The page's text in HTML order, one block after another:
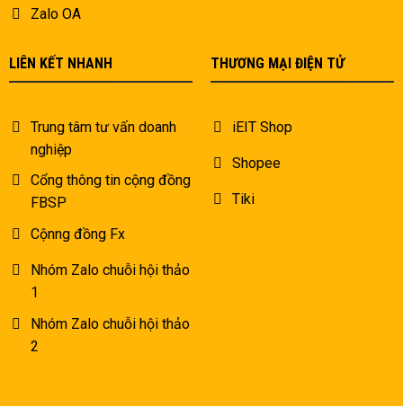
Zalo OA
LIÊN KẾT NHANH
Trung tâm tư vấn doanh
nghiệp
Cổng thông tin cộng đồng
FBSP
Cộnng đồng Fx
Nhóm Zalo chuỗi hội thảo
1
Nhóm Zalo chuỗi hội thảo
2
THƯƠNG MẠI ĐIỆN TỬ
iEIT Shop
Shopee
Tiki